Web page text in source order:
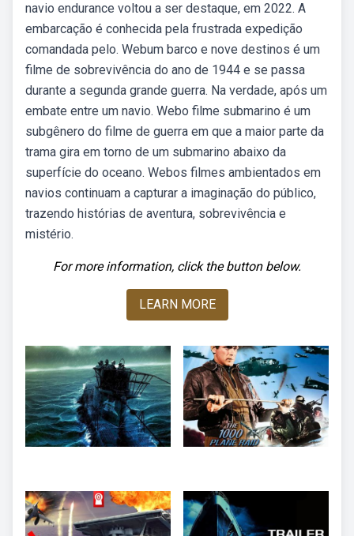
navio endurance voltou a ser destaque, em 2022. A
embarcação é conhecida pela frustrada expedição
comandada pelo. Webum barco e nove destinos é um
filme de sobrevivência do ano de 1944 e se passa
durante a segunda grande guerra. Na verdade, após um
embate entre um navio. Webo filme submarino é um
subgênero do filme de guerra em que a maior parte da
trama gira em torno de um submarino abaixo da
superfície do oceano. Webos filmes ambientados em
navios continuam a capturar a imaginação do público,
trazendo histórias de aventura, sobrevivência e
mistério.
For more information, click the button below.
LEARN MORE